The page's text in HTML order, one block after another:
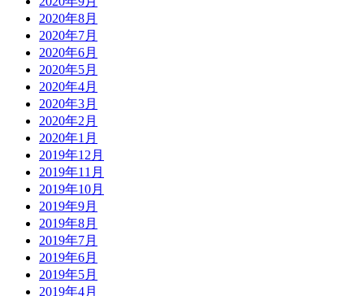
2020年8月
2020年7月
2020年6月
2020年5月
2020年4月
2020年3月
2020年2月
2020年1月
2019年12月
2019年11月
2019年10月
2019年9月
2019年8月
2019年7月
2019年6月
2019年5月
2019年4月